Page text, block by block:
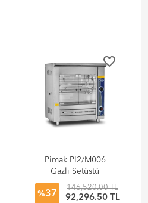
favorite_border
Pimak PI2/M006
Gazlı Setüstü
Tamburlu Piliç
Makinesi
%37
146,520.00 TL
92,296.50 TL